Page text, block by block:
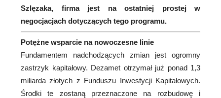
Szlęzaka, firma jest na ostatniej prostej w
negocjacjach dotyczących tego programu.
Potężne wsparcie na nowoczesne linie
Fundamentem nadchodzących zmian jest ogromny
zastrzyk kapitałowy. Dezamet otrzymał już ponad 1,3
miliarda złotych z Funduszu Inwestycji Kapitałowych.
Środki te zostaną przeznaczone na rozbudowę i